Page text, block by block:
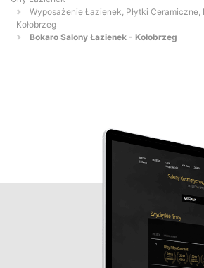
Wyposażenie Łazienek, Płytki
Kołobrzeg
Bokaro Salony Łazienek - Kołobrzeg